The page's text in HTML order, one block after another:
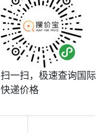
扫一扫，极速查询国际
快递价格